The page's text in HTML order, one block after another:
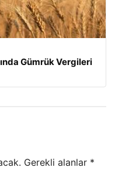
Gümrük Vergileri
Gerekli alanlar *